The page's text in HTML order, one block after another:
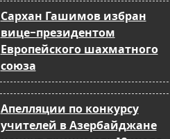
Сархан Гашимов избран
вице-президентом
Европейского шахматного
союза
Апелляции по конкурсу
учителей в Азербайджане